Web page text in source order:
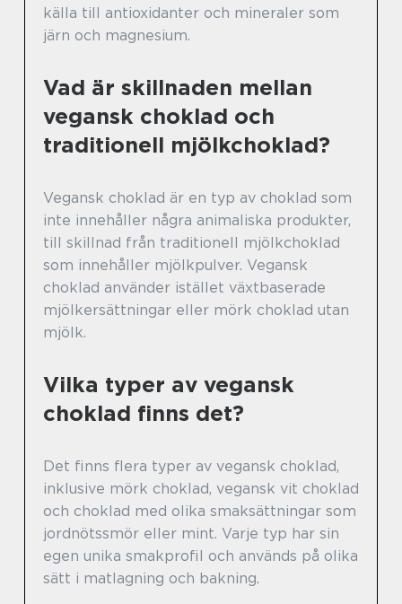
källa till antioxidanter och mineraler som
järn och magnesium.
Vad är skillnaden mellan
vegansk choklad och
traditionell mjölkchoklad?
Vegansk choklad är en typ av choklad som
inte innehåller några animaliska produkter,
till skillnad från traditionell mjölkchoklad
som innehåller mjölkpulver. Vegansk
choklad använder istället växtbaserade
mjölkersättningar eller mörk choklad utan
mjölk.
Vilka typer av vegansk
choklad finns det?
Det finns flera typer av vegansk choklad,
inklusive mörk choklad, vegansk vit choklad
och choklad med olika smaksättningar som
jordnötssmör eller mint. Varje typ har sin
egen unika smakprofil och används på olika
sätt i matlagning och bakning.